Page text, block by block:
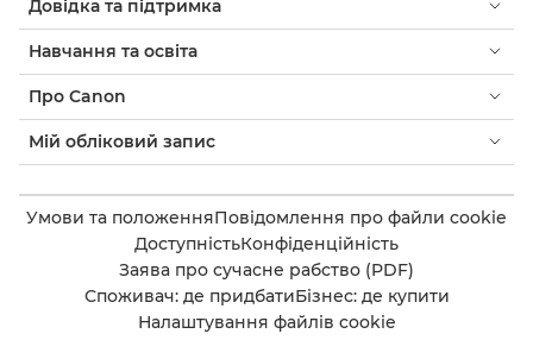
Довідка та підтримка
Навчання та освіта
Про Canon
Мій обліковий запис
Умови та положенняПовідомлення про файли cookie
ДоступністьКонфіденційність
Заява про сучасне рабство (PDF)
Споживач: де придбатиБізнес: де купити
Налаштування файлів cookie